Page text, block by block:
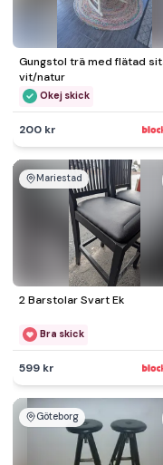
Gungstol trä med flätad
vit/natur
Okej skick
200 kr
Mariestad
2 Barstolar Svart Ek
Bra skick
599 kr
Göteborg